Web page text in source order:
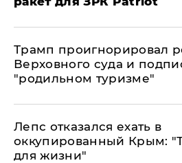
Трамп проигнорировал
Верховного суда и
"родильном туризме"
Лепс отказался ехать в
оккупированный Крым:
для жизни"